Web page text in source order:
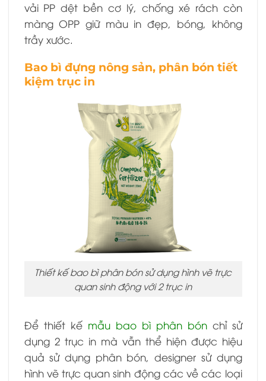
vải PP dệt bền cơ lý, chống xé rách còn
màng OPP giữ màu in đẹp, bóng, không
trầy xước.
Bao bì đựng nông sản, phân bón tiết
kiệm trục in
Thiết kế bao bì phân bón sử dụng hình vẽ trực
quan sinh động với 2 trục in
Để thiết kế mẫu bao bì phân bónchỉ sử
dụng 2 trục in mà vẫn thể hiện được hiệu
quả sử dụng phân bón, designer sử dụng
hình vẽ trực quan sinh động các về các loại